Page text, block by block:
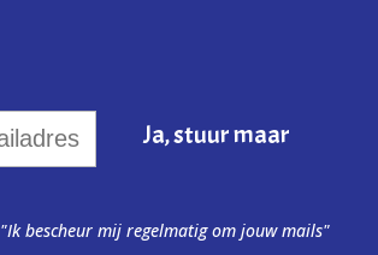
"Ik bescheur mij regelmatig om jouw mails"